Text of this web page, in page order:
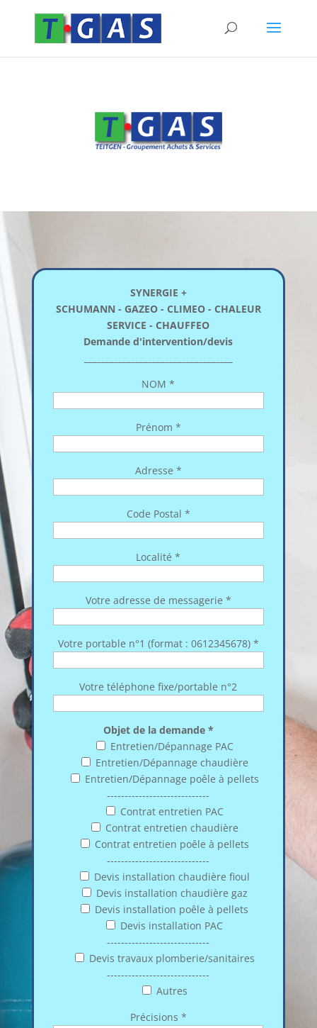
SYNERGIE +
SCHUMANN - GAZEO - CLIMEO - CHALEUR
SERVICE - CHAUFFEO
Demande d'intervention/devis
NOM *
Prénom *
Adresse *
Code Postal *
Localité *
Votre adresse de messagerie *
Votre portable n°1 (format : 0612345678) *
Votre téléphone fixe/portable n°2
Objet de la demande *
Entretien/Dépannage PAC
Entretien/Dépannage chaudière
Entretien/Dépannage poêle à pellets
-----------------------------
Contrat entretien PAC
Contrat entretien chaudière
Contrat entretien poêle à pellets
-----------------------------
Devis installation chaudière fioul
Devis installation chaudière gaz
Devis installation poêle à pellets
Devis installation PAC
-----------------------------
Devis travaux plomberie/sanitaires
-----------------------------
Autres
Précisions *